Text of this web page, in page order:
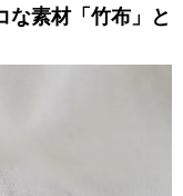
な素材「竹布」と